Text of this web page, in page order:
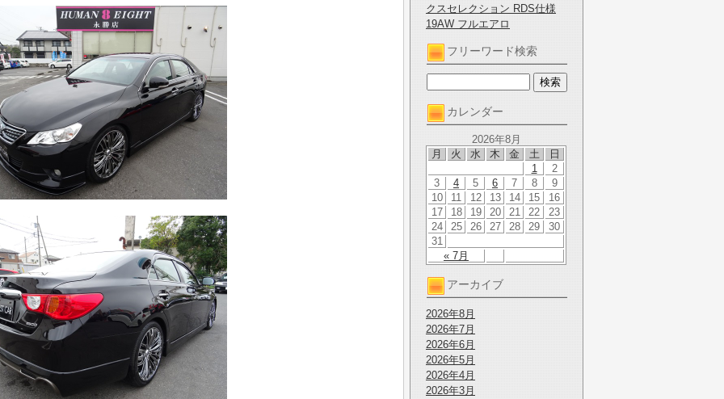
クスセレクション RDS仕様
19AW フルエアロ
フリーワード検索
カレンダー
2026年8月
月
火 水 木 金 土 日
« 7月
1
2
3
4 5 6 7 8
9
10
11 12 13 14 15
16
17
18 19 20 21 22
23
24
25 26 27 28 29
30
31
アーカイブ
2026年8月
2026年7月
2026年6月
2026年5月
2026年4月
2026年3月